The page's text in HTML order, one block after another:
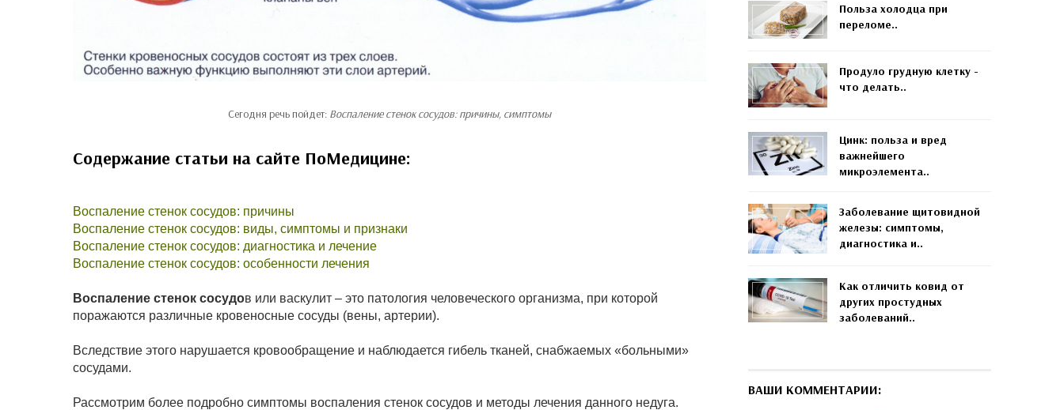
Сегодня речь пойдет: Воспаление стенок сосудов: причины, симптомы
Содержание статьи на сайте ПоМедицине:
Воспаление стенок сосудов: причины
Воспаление стенок сосудов: виды, симптомы и признаки
Воспаление стенок сосудов: диагностика и лечение
Воспаление стенок сосудов: особенности лечения
Воспаление стенок сосудов или васкулит – это патология человеческого организма, при которой
поражаются различные кровеносные сосуды (вены, артерии).
Вследствие этого нарушается кровообращение и наблюдается гибель тканей, снабжаемых «больными»
сосудами.
Рассмотрим более подробно симптомы воспаления стенок сосудов и методы лечения данного недуга.
Польза холодца при
переломе..
Продуло грудную клетку -
что делать..
Цинк: польза и вред
важнейшего
микроэлемента..
Заболевание щитовидной
железы: симптомы,
диагностика и..
Как отличить ковид от
других простудных
заболеваний..
ВАШИ КОММЕНТАРИИ: